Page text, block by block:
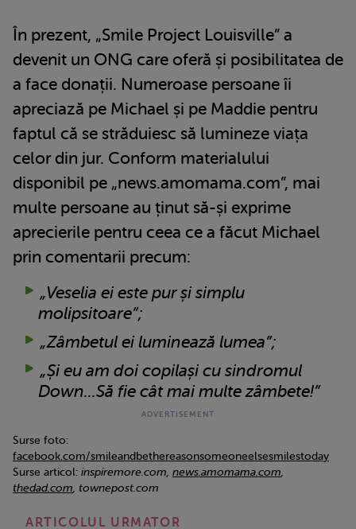
În prezent, „Smile Project Louisville” a
devenit un ONG care oferă și posibilitatea de
a face donații. Numeroase persoane îi
apreciază pe Michael și pe Maddie pentru
faptul că se străduiesc să lumineze viața
celor din jur. Conform materialului
disponibil pe „news.amomama.com”, mai
multe persoane au ținut să-și exprime
aprecierile pentru ceea ce a făcut Michael
prin comentarii precum:
„Veselia ei este pur și simplu
molipsitoare”;
„Zâmbetul ei luminează lumea”;
„Și eu am doi copilași cu sindromul
Down...Să fie cât mai multe zâmbete!”
Surse foto:
facebook.com/smileandbethereasonsomeoneelsesmilestoday
Surse articol: inspiremore.com, news.amomama.com,
thedad.com, townepost.com
ARTICOLUL URMATOR